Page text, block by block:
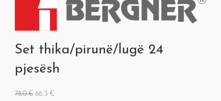
Set thika/pirunë/lugë 24
pjesësh
78,0€ 66,3 €